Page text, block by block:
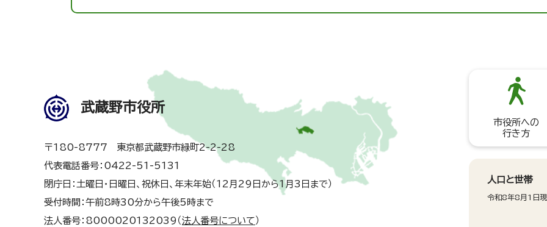
武蔵野市役所
〒180-8777 東京都武蔵野市緑町2-2-28
代表電話番号：0422-51-5131
閉庁日：土曜日・日曜日、祝休日、年末年始（12月29日から1月3日まで）
受付時間：午前8時30分から午後5時まで
法人番号：8000020132039（ 法人番号について ）
市役所への
行き方
人口と世帯
令和8年8月1日